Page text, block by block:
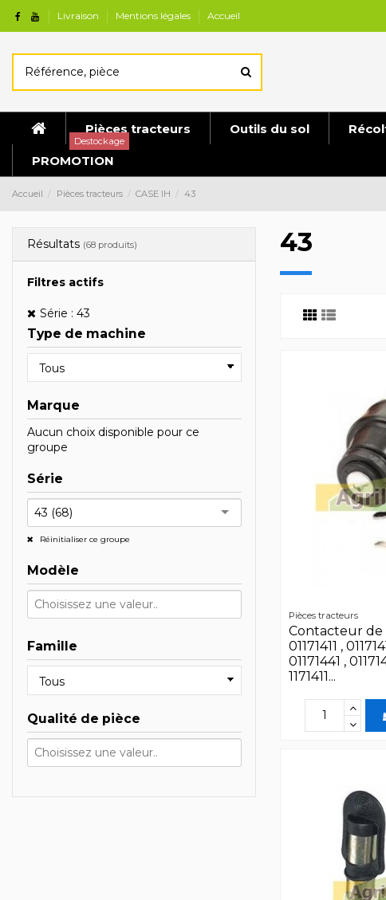
Livraison Mentions légales Accueil
Pièces tracteurs Outils du sol
PROMOTION
Destockage
Accueil Pièces tracteurs CASE IH 43
43
Pièces tracteurs
Contacteur de
01171411 ,
01171441 ,
1171411...
Résultats (68 produits)
Filtres actifs
Série : 43
Type de machine
Marque
Aucun choix disponible pour ce
groupe
Série
43 (68)
Réinitialiser ce groupe
Modèle
Famille
Qualité de pièce